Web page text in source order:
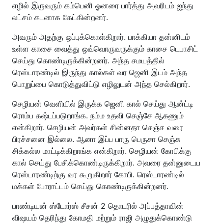
எழில் இருவரும் கம்பெனி ஓனரை பார்த்து அவரிடம் ஐந்து
லட்சம் கடனாக கேட்கின்றனர்.
அவரும் அதற்கு ஒப்புக்கொள்கிறார். பாக்கியா தன்னிடம்
உள்ள காசை வைத்து ஒவ்வொருவருக்கும் காசை டெபாசிட்
செய்து கொண்டிருக்கின்றனர். அந்த சமயத்தில்
ரெஸ்டாரண்டில் இருந்து கால்கள் வர ஜெனி இடம் அந்த
பொறுப்பை கொடுத்துவிட்டு எழிலுடன் அந்த செல்கிறார்.
செழியன் வெளியில் இருக்க ஜெனி கால் செய்து ஆன்ட்டி
ரொம்ப கஷ்டப்படுறாங்க. நம்ம உதவி செஞ்சே ஆகணும்
என்கிறார். செழியன் அவர்கள் சின்னதா செஞ்ச வரை
பிரச்சனை இல்லை. ஆனா இப்ப பாரு பெருசா செஞ்சு
சிக்கல்ல மாட்டிக்கிறாங்க என்கிறார். செழியன் கோபிக்கு
கால் செய்து பேசிக்கொண்டிருக்கிறார். அவரை தன்னுடைய
ரெஸ்டாரண்டிற்கு வர கூறுகிறார் கோபி. ரெஸ்டாரண்டில்
மக்கள் போராட்டம் செய்து கொண்டிருக்கின்றனர்.
பாண்டியன் ஸ்டோர்ஸ் சீசன் 2 தொடரில் அப்பத்தாவின்
விஷயம் தெரிந்து கோமதி மற்றும் ராஜி அழுதுக்கொண்டு